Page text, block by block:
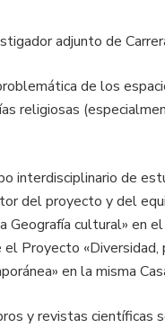
adjunto de
de los
religiosas
interdisciplinario de
del proyecto y del
Geografía cultural» en
Proyecto
en la misma
y revistas científicas